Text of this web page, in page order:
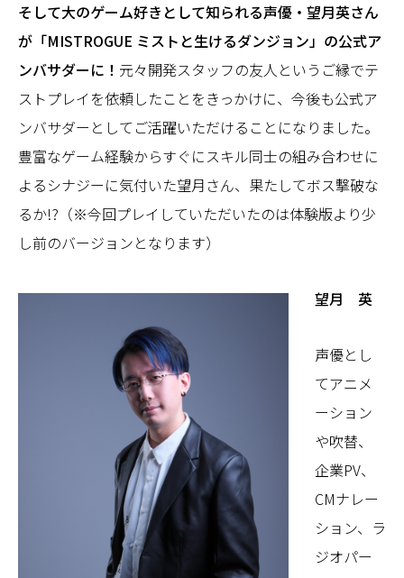
そして大のゲーム好きとして知られる声優・望月英さん
が「MISTROGUE ミストと生けるダンジョン」の公式ア
ンバサダーに！ 元々開発スタッフの友人というご縁でテ
ストプレイを依頼したことをきっかけに、今後も公式ア
ンバサダーとしてご活躍いただけることになりました。
豊富なゲーム経験からすぐにスキル同士の組み合わせに
よるシナジーに気付いた望月さん、果たしてボス撃破な
るか!?（※今回プレイしていただいたのは体験版より少
し前のバージョンとなります）
望月 英
声優とし
てアニメ
ーション
や吹替、
企業PV、
CMナレー
ション、ラ
ジオパー